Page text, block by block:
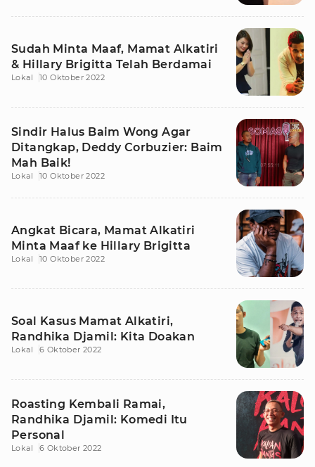
Sudah Minta Maaf, Mamat Alkatiri
& Hillary Brigitta Telah Berdamai
Lokal 10 Oktober 2022
Sindir Halus Baim Wong Agar
Ditangkap, Deddy Corbuzier: Baim
Mah Baik!
Lokal 10 Oktober 2022
Angkat Bicara, Mamat Alkatiri
Minta Maaf ke Hillary Brigitta
Lokal 10 Oktober 2022
Soal Kasus Mamat Alkatiri,
Randhika Djamil: Kita Doakan
Lokal 6 Oktober 2022
Roasting Kembali Ramai,
Randhika Djamil: Komedi Itu
Personal
Lokal 6 Oktober 2022